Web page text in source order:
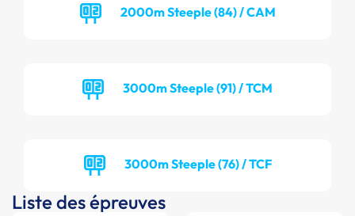
2000m Steeple (84) / CAM
3000m Steeple (91) / TCM
3000m Steeple (76) / TCF
Liste des épreuves